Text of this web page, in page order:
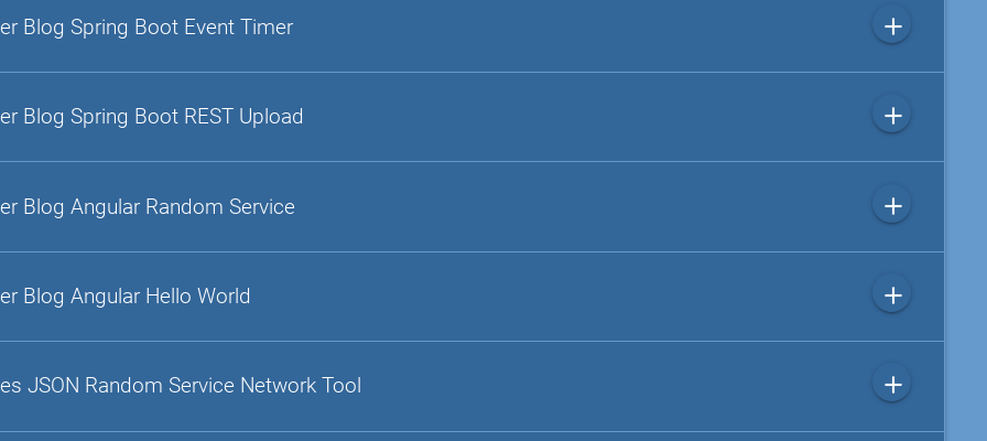
Blog Spring Boot Event Timer add
Blog Spring Boot REST Upload add
Blog Angular Random Service add
Blog Angular Hello World add
JSON Random Service Network Tool add